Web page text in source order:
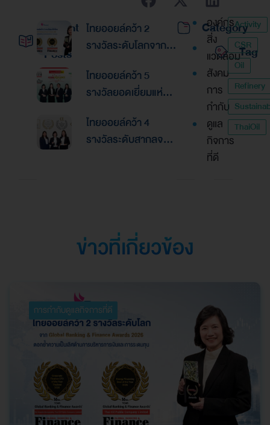
Recent
Posts
ไทยออยล์คว้า 2
รางวัลระดับโลกจาก
Finance Awards
2026ตอกย้ำความเป็น
เลิศด้านการบริหาร
การเงินและการระดม
ทุน
ไทยออยล์คว้า 5
รางวัลยอดเยี่ยมแห่ง
รางวัล “Asian
Excellence Award
ไทยออยล์คว้า 4
รางวัลระดับสากลจาก
Category
องค์กร
สิ่ง
แวดล้อม
สังคม
การ
กำกับ
ดูแล
กิจการ
ที่ดี
Tag
Activity
CSR
Oil
Refinery
ThaiOil
ข่าวที่เกี่ยวข้อง
การกำกับดูแลกิจการที่ดี